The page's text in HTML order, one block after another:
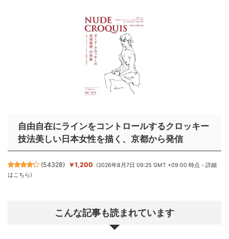
自由自在にラインをコントロールするクロッキー
技法美しい日本女性を描く、京都から発信
(54328) ￥1,200 (2026年8月7日 09:25 GMT +09:00 時点 -詳細
はこちら)
こんな記事も読まれています